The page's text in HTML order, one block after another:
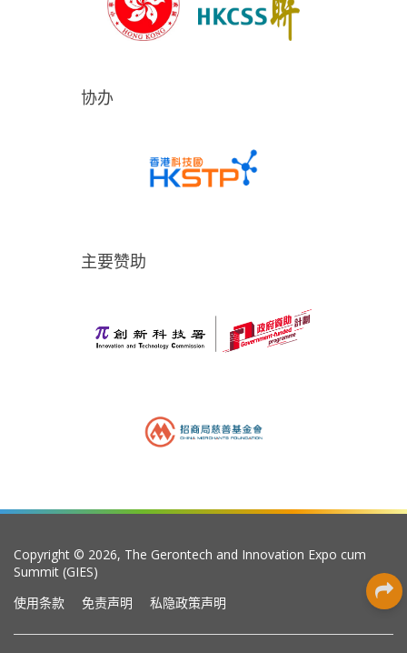
协办
主要赞助
Copyright © 2026, The Gerontech and Innovation Expo cum
Summit (GIES)
使用条款
免责声明 私隐政策声明